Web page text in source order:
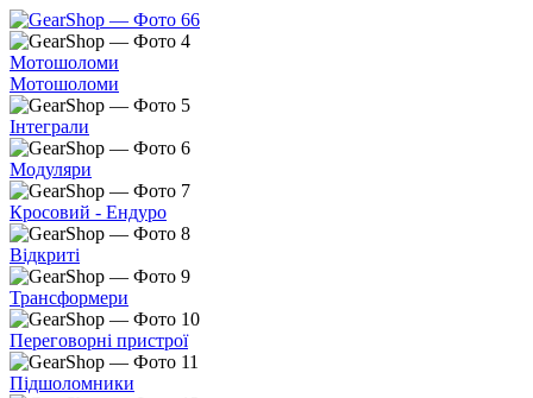
Мотошоломи
Мотошоломи
Інтеграли
Модуляри
Кросовий - Ендуро
Відкриті
Трансформери
Переговорні пристрої
Підшоломники